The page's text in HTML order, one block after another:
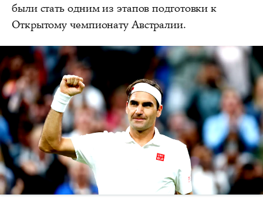
были стать одним из этапов подготовки к
Открытому чемпионату Австралии.